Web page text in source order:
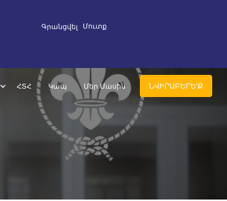
Գրանցվել Մուտք
ՀՏՀ Կապ Մեր Մասին ՆՎԻՐԱԲԵՐԵ'Ք